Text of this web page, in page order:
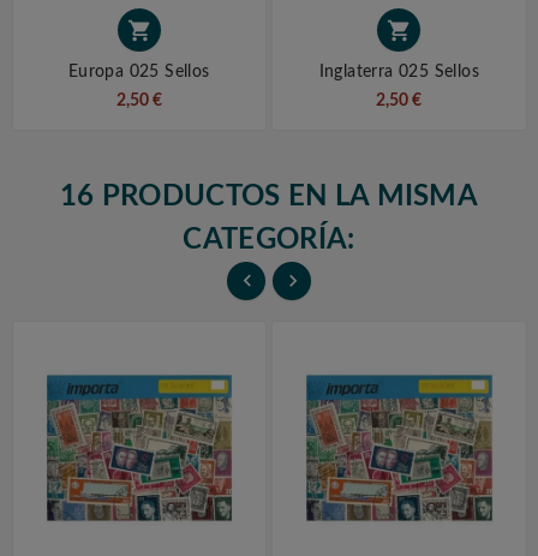

Europa 025 Sellos
2,50 €

Inglaterra 025 Sellos
2,50 €
16 PRODUCTOS EN LA MISMA
CATEGORÍA:
 